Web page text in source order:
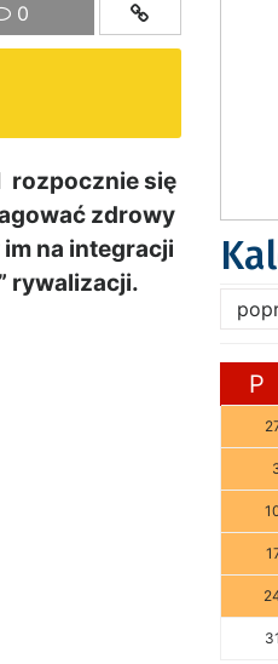
0
rozpocznie się
zdrowy
na integracji
rywalizacji.
P
31